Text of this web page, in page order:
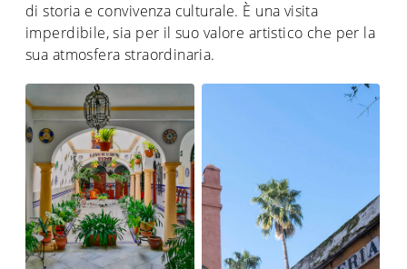
di storia e convivenza culturale. È una visita
imperdibile, sia per il suo valore artistico che per la
sua atmosfera straordinaria.